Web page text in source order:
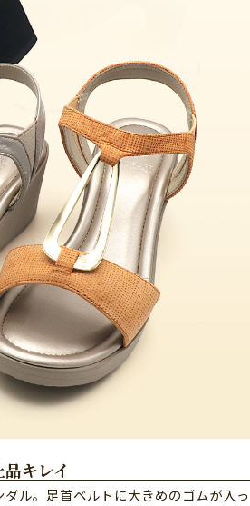
キレイ
ル。足首ベルトに大きめのゴムが入っ